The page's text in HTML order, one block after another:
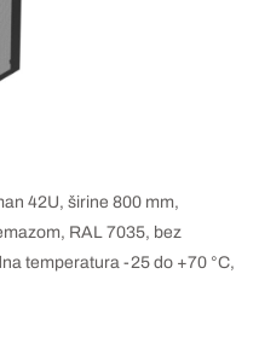
42U, širine 800 mm,
RAL 7035, bez
temperatura -25 do +70 °C,